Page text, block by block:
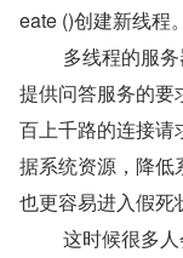
eate ()创建新线程。
多线程的服务
提供问答服务的要
百上千路的连接请
据系统资源，降低
也更容易进入假死
这时候很多人会